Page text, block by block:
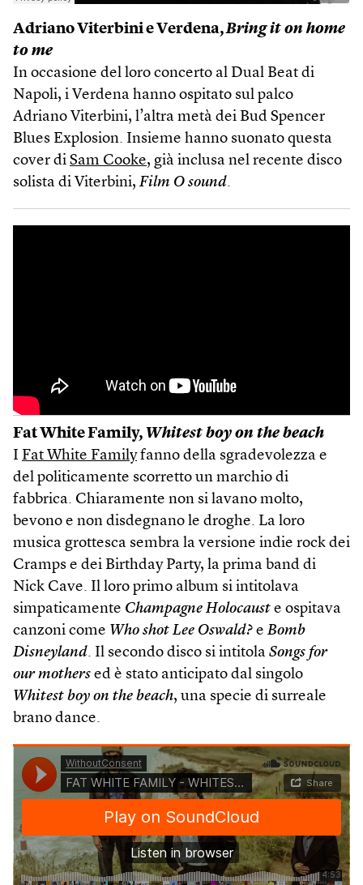
Adriano Viterbini e Verdena,Bring it on home
to me
In occasione del loro concerto al Dual Beat di
Napoli, i Verdena hanno ospitato sul palco
Adriano Viterbini, l’altra metà dei Bud Spencer
Blues Explosion. Insieme hanno suonato questa
cover di Sam Cooke, già inclusa nel recente disco
solista di Viterbini, Film O sound.
Fat White Family, Whitest boy on the beach
I Fat White Familyfanno della sgradevolezza e
del politicamente scorretto un marchio di
fabbrica. Chiaramente non si lavano molto,
bevono e non disdegnano le droghe. La loro
musica grottesca sembra la versione indie rock dei
Cramps e dei Birthday Party, la prima band di
Nick Cave. Il loro primo album si intitolava
simpaticamente Champagne Holocaust e ospitava
canzoni come Who shot Lee Oswald? e Bomb
Disneyland. Il secondo disco si intitola Songs for
our mothers ed è stato anticipato dal singolo
Whitest boy on the beach, una specie di surreale
brano dance.